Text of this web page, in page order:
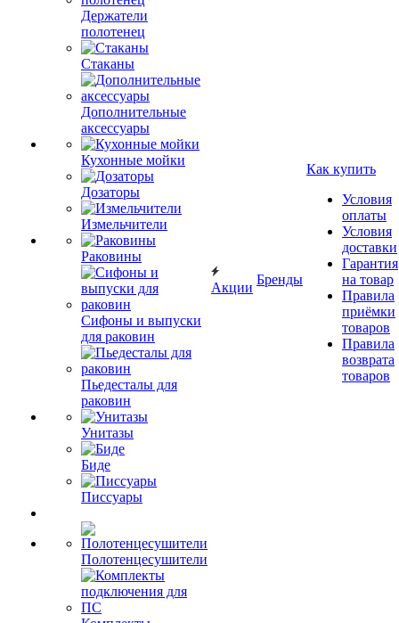
Держатели
полотенец
Стаканы
Дополнительные
аксессуары
Кухонные мойки
Дозаторы
Измельчители
Раковины
Сифоны и выпуски
для раковин
Пьедесталы для
раковин
Унитазы
Биде
Писсуары
Полотенцесушители
Акции
Бренды
Как купить
Условия
оплаты
Условия
доставки
Гарантия
на товар
Правила
приёмки
товаров
Правила
возврата
товаров